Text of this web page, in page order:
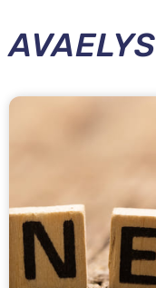
AVAELYS